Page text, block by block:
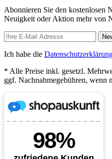
Abonnieren Sie den kostenlosen
Neuigkeit oder Aktion mehr von
Ich habe die
* Alle Preise inkl. gesetzl.
ggf. Nachnahmegebühren, wenn